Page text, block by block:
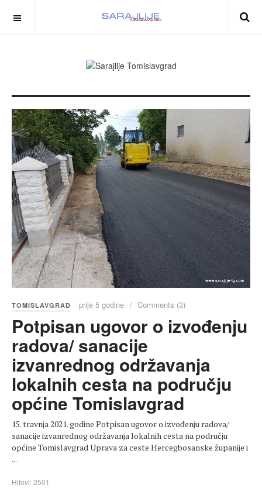
TOMISLAVGRAD prije 5 godine Comments (3)
Potpisan ugovor o izvođenju
radova/ sanacije
izvanrednog održavanja
lokalnih cesta na području
općine Tomislavgrad
15. travnja 2021. godine Potpisan ugovor o izvođenju radova/
sanacije izvanrednog održavanja lokalnih cesta na području
općine Tomislavgrad Uprava za ceste Hercegbosanske županije i
...
Hitovi: 2501